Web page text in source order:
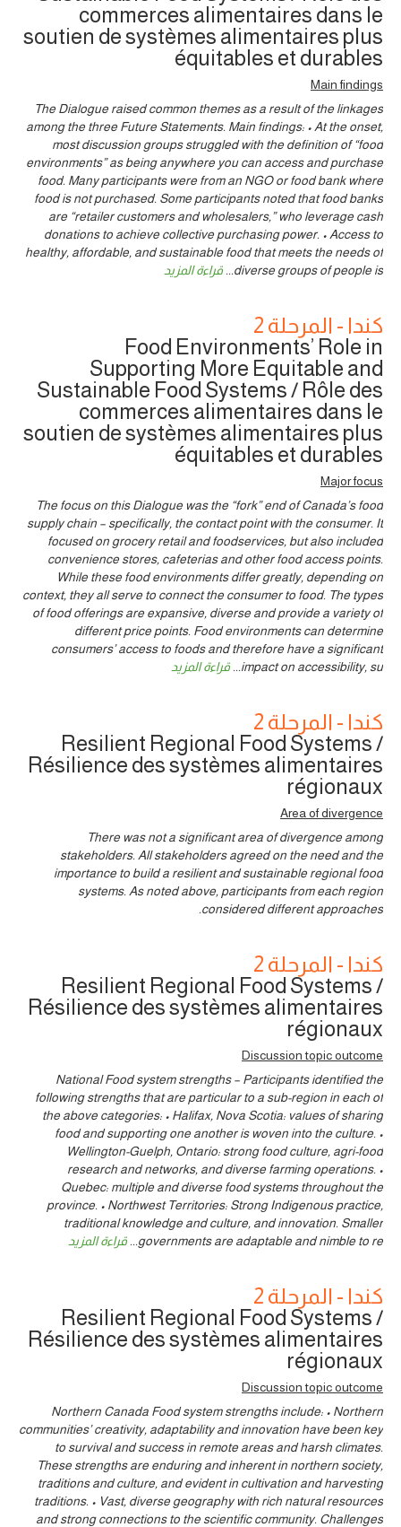
commerces alimentaires dans le
soutien de systèmes alimentaires plus
équitables et durables
Main findings
The Dialogue raised common themes as a result of the linkages
among the three Future Statements. Main findings: • At the onset,
most discussion groups struggled with the definition of “food
environments” as being anywhere you can access and purchase
food. Many participants were from an NGO or food bank where
food is not purchased. Some participants noted that food banks
are “retailer customers and wholesalers,” who leverage cash
donations to achieve collective purchasing power. • Access to
healthy, affordable, and sustainable food that meets the needs of
diverse groups of people is
... قراءة المزيد
كندا - المرحلة 2
Food Environments’ Role in
Supporting More Equitable and
Sustainable Food Systems / Rôle des
commerces alimentaires dans le
soutien de systèmes alimentaires plus
équitables et durables
Major focus
The focus on this Dialogue was the “fork” end of Canada’s food
supply chain – specifically, the contact point with the consumer. It
focused on grocery retail and foodservices, but also included
convenience stores, cafeterias and other food access points.
While these food environments differ greatly, depending on
context, they all serve to connect the consumer to food. The types
of food offerings are expansive, diverse and provide a variety of
different price points. Food environments can determine
consumers’ access to foods and therefore have a significant
impact on accessibility, su
... قراءة المزيد
كندا - المرحلة 2
Resilient Regional Food Systems /
Résilience des systèmes alimentaires
régionaux
Area of divergence
There was not a significant area of divergence among
stakeholders. All stakeholders agreed on the need and the
importance to build a resilient and sustainable regional food
systems. As noted above, participants from each region
considered different approaches.
كندا - المرحلة 2
Resilient Regional Food Systems /
Résilience des systèmes alimentaires
régionaux
Discussion topic outcome
National Food system strengths – Participants identified the
following strengths that are particular to a sub-region in each of
the above categories: • Halifax, Nova Scotia: values of sharing
food and supporting one another is woven into the culture. •
Wellington-Guelph, Ontario: strong food culture, agri-food
research and networks, and diverse farming operations. •
Quebec: multiple and diverse food systems throughout the
province. • Northwest Territories: Strong Indigenous practice,
traditional knowledge and culture, and innovation. Smaller
governments are adaptable and nimble to re
... قراءة المزيد
كندا - المرحلة 2
Resilient Regional Food Systems /
Résilience des systèmes alimentaires
régionaux
Discussion topic outcome
Northern Canada Food system strengths include: • Northern
communities’ creativity, adaptability and innovation have been key
to survival and success in remote areas and harsh climates.
These strengths are enduring and inherent in northern society,
traditions and culture, and evident in cultivation and harvesting
traditions. • Vast, diverse geography with rich natural resources
and strong connections to the scientific community. Challenges